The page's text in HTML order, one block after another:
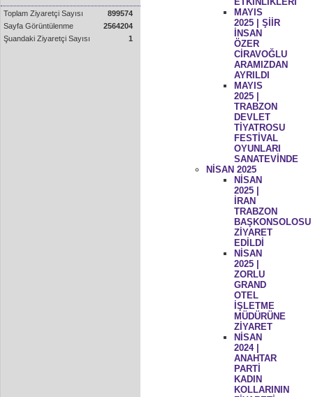
Toplam Ziyaretçi Sayısı
899574
Sayfa Görüntülenme
2564204
Şuandaki Ziyaretçi Sayısı
1
MAYIS
2025 | ŞİİR
İNSAN
ÖZER
CİRAVOĞLU
ARAMIZDAN
AYRILDI
MAYIS
2025 |
TRABZON
DEVLET
TİYATROSU
FESTİVAL
OYUNLARI
SANATEVİNDE
NİSAN 2025
NİSAN
2025 |
İRAN
TRABZON
BAŞKONSOLOSU
ZİYARET
EDİLDİ
NİSAN
2025 |
ZORLU
GRAND
OTEL
İŞLETME
MÜDÜRÜNE
ZİYARET
NİSAN
2024 |
ANAHTAR
PARTİ
KADIN
KOLLARININ